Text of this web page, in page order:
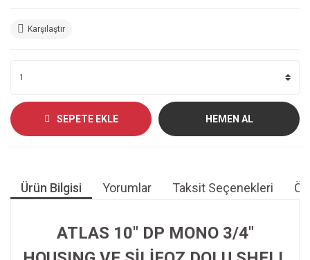
Karşılaştır
SEPETE EKLE HEMEN AL
Ürün Bilgisi Yorumlar Taksit Seçenekleri
ATLAS 10" DP MONO 3/4"